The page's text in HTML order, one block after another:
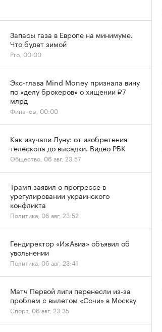
Запасы газа в Европе на минимуме.
Что будет зимой
Pro, 00:00
Экс-глава Mind Money признала вину
по «делу брокеров» о хищении ₽7
млрд
Финансы, 00:00
Как изучали Луну: от изобретения
телескопа до высадки. Видео РБК
Общество, 06 авг, 23:57
Трамп заявил о прогрессе в
урегулировании украинского
конфликта
Политика, 06 авг, 23:52
Гендиректор «ИжАвиа» объявил об
увольнении
Политика, 06 авг, 23:41
Матч Первой лиги перенесли из-за
проблем с вылетом «Сочи» в Москву
Спорт, 06 авг, 23:35